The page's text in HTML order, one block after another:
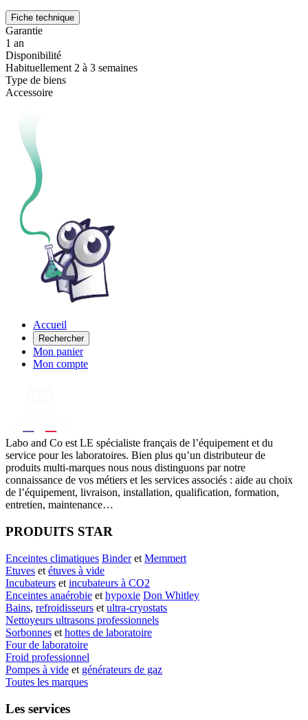
Fiche technique
Garantie
1 an
Disponibilité
Habituellement 2 à 3 semaines
Type de biens
Accessoire
Accueil
Rechercher
Mon panier
Mon compte
Labo and Co est LE spécialiste français de l’équipement et du
service pour les laboratoires. Bien plus qu’un distributeur de
produits multi-marques nous nous distinguons par notre
connaissance de vos métiers et les services associés : aide au choix
de l’équipement, livraison, installation, qualification, formation,
entretien, maintenance…
PRODUITS STAR
Enceintes climatiques Binderet Memmert
Etuves et étuves à vide
Incubateurs et incubateurs à CO2
Enceintes anaérobie et hypoxie Don Whitley
Bains, refroidisseurs et ultra-cryostats
Nettoyeurs ultrasons professionnels
Sorbonnes et hottes de laboratoire
Four de laboratoire
Froid professionnel
Pompes à vide et générateurs de gaz
Toutes les marques
Les services